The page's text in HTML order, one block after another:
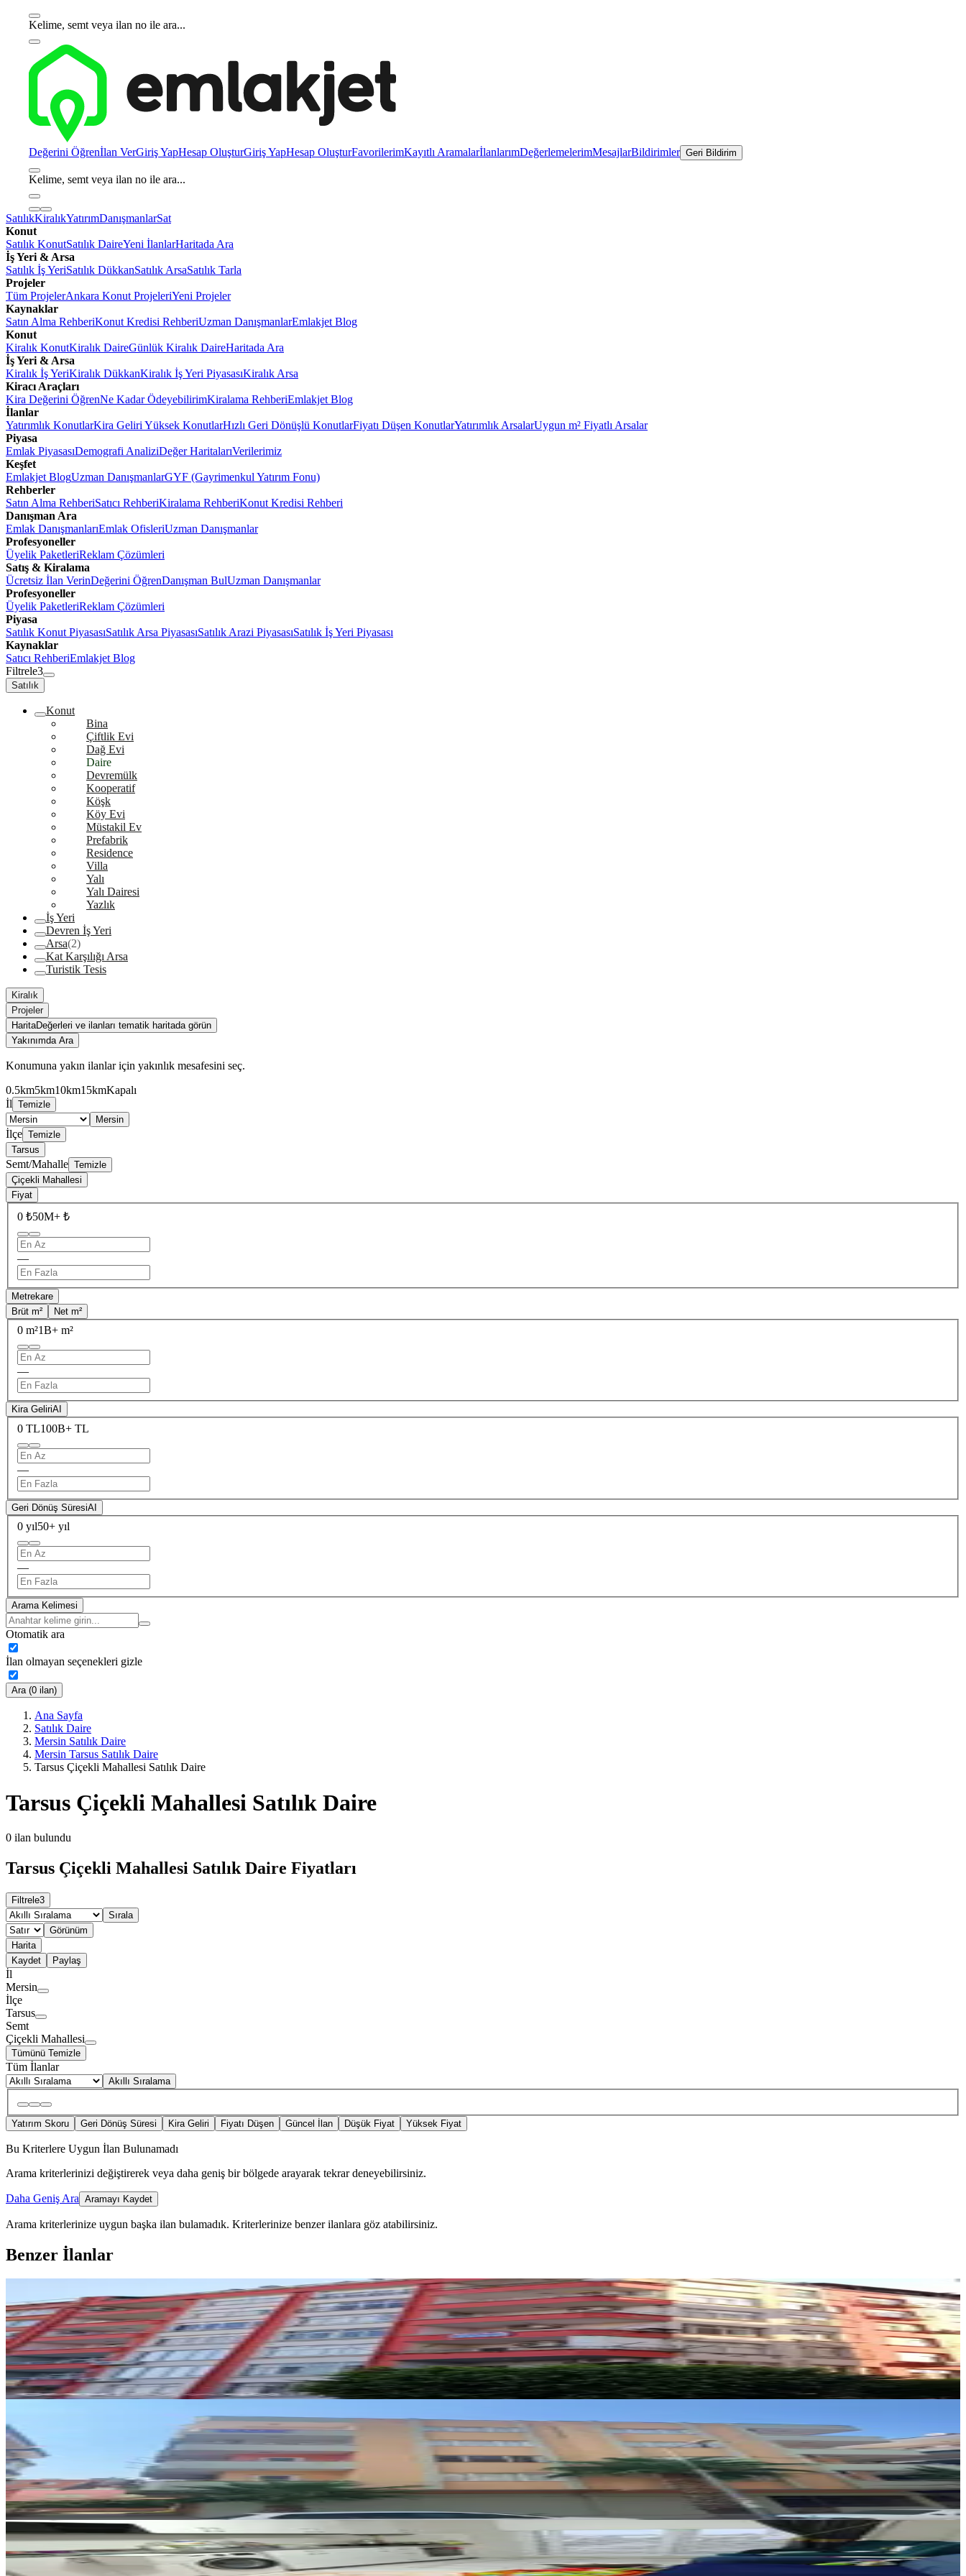
Kelime, semt veya ilan no ile ara...
Değerini Öğrenİlan VerGiriş YapHesap OluşturGiriş YapHesap OluşturFavorilerimKayıtlı AramalarİlanlarımDeğerlemelerimMesajlarBildirimler Geri Bildirim
Kelime, semt veya ilan no ile ara...
SatılıkKiralıkYatırımDanışmanlarSat
Konut
Satılık KonutSatılık DaireYeni İlanlarHaritada Ara
İş Yeri & Arsa
Satılık İş YeriSatılık DükkanSatılık ArsaSatılık Tarla
Projeler
Tüm ProjelerAnkara Konut ProjeleriYeni Projeler
Kaynaklar
Satın Alma RehberiKonut Kredisi RehberiUzman DanışmanlarEmlakjet Blog
Konut
Kiralık KonutKiralık DaireGünlük Kiralık DaireHaritada Ara
İş Yeri & Arsa
Kiralık İş YeriKiralık DükkanKiralık İş Yeri PiyasasıKiralık Arsa
Kiracı Araçları
Kira Değerini ÖğrenNe Kadar ÖdeyebilirimKiralama RehberiEmlakjet Blog
İlanlar
Yatırımlık KonutlarKira Geliri Yüksek KonutlarHızlı Geri Dönüşlü KonutlarFiyatı Düşen KonutlarYatırımlık ArsalarUygun m² Fiyatlı Arsalar
Piyasa
Emlak PiyasasıDemografi AnaliziDeğer HaritalarıVerilerimiz
Keşfet
Emlakjet BlogUzman DanışmanlarGYF (Gayrimenkul Yatırım Fonu)
Rehberler
Satın Alma RehberiSatıcı RehberiKiralama RehberiKonut Kredisi Rehberi
Danışman Ara
Emlak DanışmanlarıEmlak OfisleriUzman Danışmanlar
Profesyoneller
Üyelik PaketleriReklam Çözümleri
Satış & Kiralama
Ücretsiz İlan VerinDeğerini ÖğrenDanışman BulUzman Danışmanlar
Profesyoneller
Üyelik PaketleriReklam Çözümleri
Piyasa
Satılık Konut PiyasasıSatılık Arsa PiyasasıSatılık Arazi PiyasasıSatılık İş Yeri Piyasası
Kaynaklar
Satıcı RehberiEmlakjet Blog
Filtrele3
Satılık
Konut
Bina
Çiftlik Evi
Dağ Evi
Daire
Devremülk
Kooperatif
Köşk
Köy Evi
Müstakil Ev
Prefabrik
Residence
Villa
Yalı
Yalı Dairesi
Yazlık
İş Yeri
Devren İş Yeri
Arsa(2)
Kat Karşılığı Arsa
Turistik Tesis
Kiralık
Projeler
HaritaDeğerleri ve ilanları tematik haritada görün
Yakınımda Ara
Konumuna yakın ilanlar için yakınlık mesafesini seç.
0.5km5km10km15kmKapalı
İl Temizle
Mersin
İlçe Temizle
Tarsus
Semt/Mahalle Temizle
Çiçekli Mahallesi
Fiyat
0 ₺50M+ ₺
—
Metrekare
Brüt m²
Net m²
0 m²1B+ m²
—
Kira GeliriAI
0 TL100B+ TL
—
Geri Dönüş SüresiAI
0 yıl50+ yıl
—
Arama Kelimesi
Otomatik ara
İlan olmayan seçenekleri gizle
Ara (0 ilan)
Ana Sayfa
Satılık Daire
Mersin Satılık Daire
Mersin Tarsus Satılık Daire
Tarsus Çiçekli Mahallesi Satılık Daire
Tarsus Çiçekli Mahallesi Satılık Daire
0 ilan bulundu
Tarsus Çiçekli Mahallesi Satılık Daire Fiyatları
Filtrele3
Sırala
Görünüm
Harita
Kaydet
Paylaş
İl
Mersin
İlçe
Tarsus
Semt
Çiçekli Mahallesi
Tümünü Temizle
Tüm İlanlar
Akıllı Sıralama
Yatırım Skoru Geri Dönüş Süresi Kira Geliri Fiyatı Düşen Güncel İlan Düşük Fiyat Yüksek Fiyat
Bu Kriterlere Uygun İlan Bulunamadı
Arama kriterlerinizi değiştirerek veya daha geniş bir bölgede arayarak tekrar deneyebilirsiniz.
Daha Geniş Ara Aramayı Kaydet
Arama kriterlerinize uygun başka ilan bulamadık. Kriterlerinize benzer ilanlara göz atabilirsiniz.
Benzer İlanlar
Çerçi (ilke ) Emlaktan Öğretmenler Mah Asansörlü 4. Kat Satılık Daire
Tarsus, Öğretmenler Mahallesi
3+1·130 m²·4. Kat·04.08.2026
2.600.000 ₺
Çerçi GayrimenkulVOLKAN ÖZ
Ara
Çerçi ( İlke ) Emlaktan Öğretmenler Mah. Satılık Masrafsız Daire
Tarsus, Öğretmenler Mahallesi
3+1·140 m²·4. Kat·04.08.2026
3.050.000 ₺
Ara
ÖNE ÇIKAN
Çerçi Emlak'tan Ferahim Şalvuz Mah. Satılık 5. Kat Fırsat Daire
Tarsus, Kemalpaşa Mahallesi
Çerçi GayrimenkulVOLKAN ÖZ
Ara